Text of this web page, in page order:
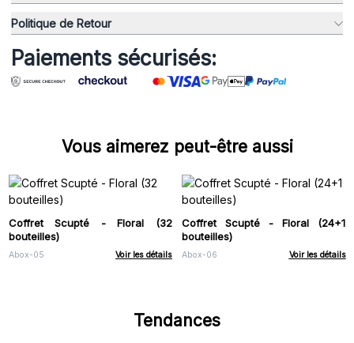
Politique de Retour
Paiements sécurisés:
Vous aimerez peut-être aussi
Coffret Scupté - Floral (32
bouteilles)
Abox-05 Voir les détails
Coffret Scupté - Floral (24+1
bouteilles)
Abox-06 Voir les détails
Tendances